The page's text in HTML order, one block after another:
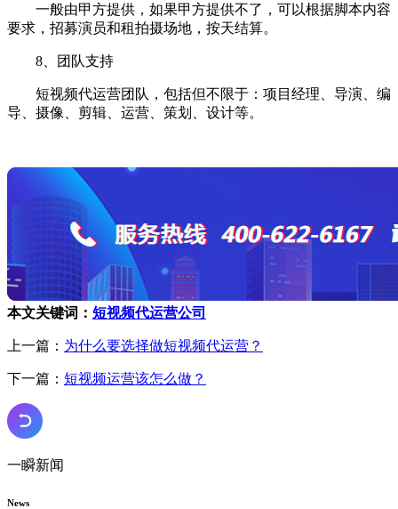
一般由甲方提供，如果甲方提供不了，可以根据脚本内容
要求，招募演员和租拍摄场地，按天结算。
8、团队支持
短视频代运营团队，包括但不限于：项目经理、导演、编
导、摄像、剪辑、运营、策划、设计等。
本文关键词： 短视频代运营公司
上一篇： 为什么要选择做短视频代运营？
下一篇： 短视频运营该怎么做？
一瞬新闻
News